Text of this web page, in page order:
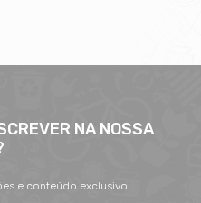
NA NOSSA
e conteúdo exclusivo!